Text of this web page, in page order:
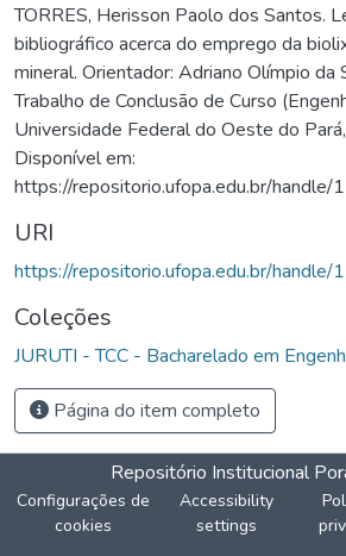
TORRES, Herisson Paolo dos Santos.
bibliográfico acerca do emprego da
mineral. Orientador: Adriano Olímpio da
Trabalho de Conclusão de Curso
Universidade Federal do Oeste do
Disponível em:
https://repositorio.ufopa.edu.br/
URI
https://repositorio.ufopa.edu.br/
Coleções
JURUTI - TCC - Bacharelado em
Página do item completo
Repositório Institucional
Configurações de
cookies
Accessibility
settings